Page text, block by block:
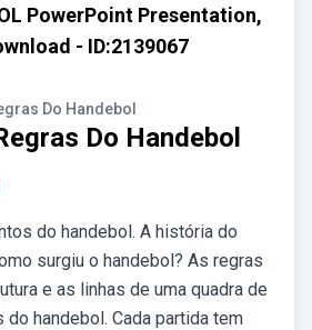
PowerPoint Presentation,
- ID:2139067
Do Handebol
Do Handebol
do handebol. A história do
surgiu o handebol? As regras
e as linhas de uma quadra de
do handebol. Cada partida tem